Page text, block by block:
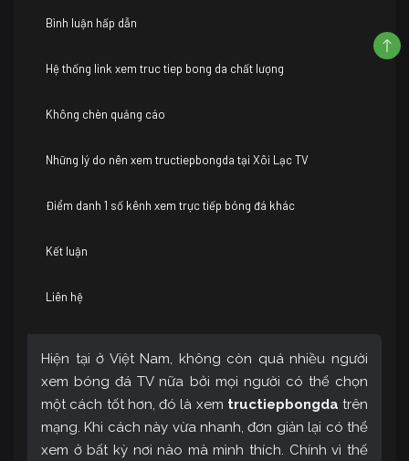
Bình luận hấp dẫn
Hệ thống link xem truc tiep bong da chất lượng
Không chèn quảng cáo
Những lý do nên xem tructiepbongda tại Xôi Lạc TV
Điểm danh 1 số kênh xem trực tiếp bóng đá khác
Kết luận
Liên hệ
Hiện tại ở Việt Nam, không còn quá nhiều người
xem bóng đá TV nữa bởi mọi người có thể chọn
một cách tốt hơn, đó là xem tructiepbongda trên
mạng. Khi cách này vừa nhanh, đơn giản lại có thể
xem ở bất kỳ nơi nào mà mình thích. Chính vì thế